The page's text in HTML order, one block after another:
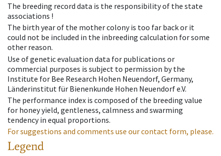
The breeding record data is the responsibility of the state
associations !
The birth year of the mother colony is too far back or it
could not be included in the inbreeding calculation for some
other reason.
Use of genetic evaluation data for publications or
commercial purposes is subject to permission by the
Institute for Bee Research Hohen Neuendorf, Germany,
Länderinstitut für Bienenkunde Hohen Neuendorf e.V.
The performance index is composed of the breeding value
for honey yield, gentleness, calmness and swarming
tendency in equal proportions.
For suggestions and comments use our contact form, please.
Legend